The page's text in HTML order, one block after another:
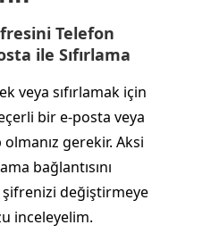
Telefon
ile Sıfırlama
veya sıfırlamak için
bir e-posta veya
gerekir. Aksi
bağlantısını
şifrenizi değiştirmeye
inceleyelim.